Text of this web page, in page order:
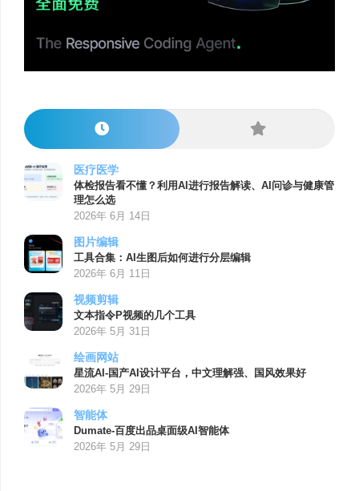
医疗医学
体检报告看不懂？利用AI进行报告解读、AI问诊与健康管
理怎么选
2026年 6月 14日
图片编辑
工具合集：AI生图后如何进行分层编辑
2026年 6月 11日
视频剪辑
文本指令P视频的几个工具
2026年 5月 31日
绘画网站
星流AI-国产AI设计平台，中文理解强、国风效果好
2026年 5月 29日
智能体
Dumate-百度出品桌面级AI智能体
2026年 5月 29日